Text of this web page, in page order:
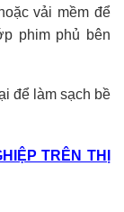
vải mềm để
phim phủ bên
để làm sạch bề
TRÊN THỊ